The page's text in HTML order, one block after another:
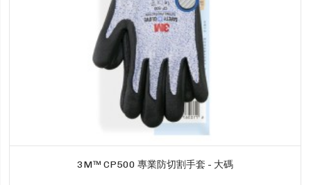
3M™ CP500 專業防切割手套 - 大碼